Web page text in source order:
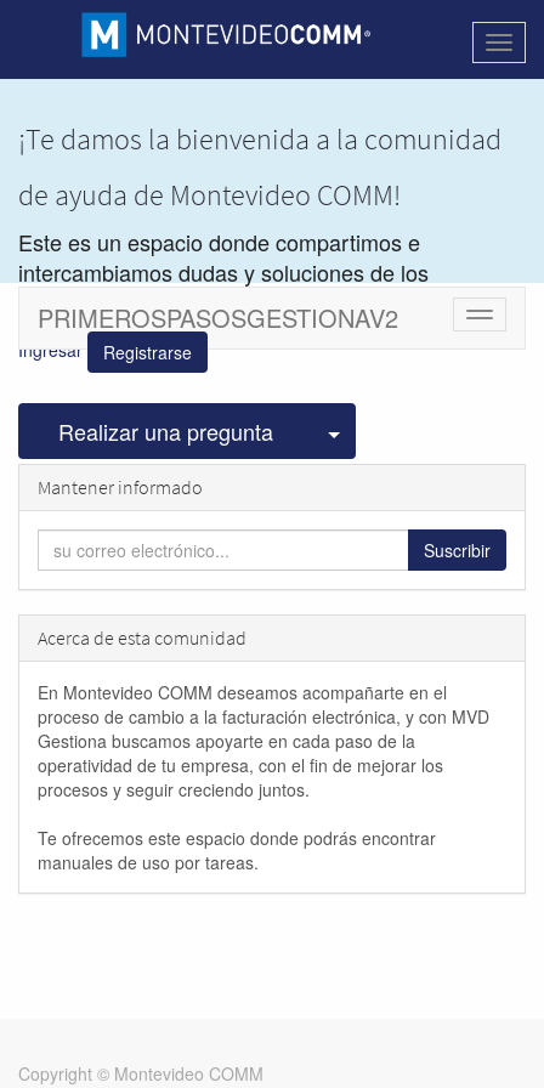
¡Te damos la bienvenida a la comunidad
de ayuda de Montevideo COMM!
Este es un espacio donde compartimos e
intercambiamos dudas y soluciones de los
productos de Montevideo COMM.
Ingresar Registrarse
Cambiar
PRIMEROSPASOSGESTIONAV2
Realizar una pregunta Seleccionar
Mantener informado
Suscribir
Acerca de esta comunidad
En Montevideo COMM deseamos acompañarte en el
proceso de cambio a la facturación electrónica, y con MVD
Gestiona buscamos apoyarte en cada paso de la
operatividad de tu empresa, con el fin de mejorar los
procesos y seguir creciendo juntos.
Te ofrecemos este espacio donde podrás encontrar
manuales de uso por tareas.
Copyright © Montevideo COMM